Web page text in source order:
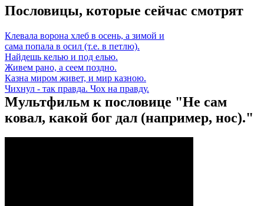
Пословицы, которые сейчас смотрят
Клевала ворона хлеб в осень, а зимой и
сама попала в осил (т.е. в петлю).
Найдешь келью и под елью.
Живем рано, а сеем поздно.
Казна миром живет, и мир казною.
Чихнул - так правда. Чох на правду.
Мультфильм к пословице "Не сам
ковал, какой бог дал (например, нос)."